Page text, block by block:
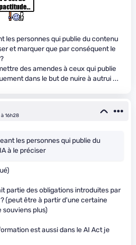
les personnes qui publie du contenu
et marquer que par conséquent le
des amendes à ceux qui publie
dans le but de nuire à autrui ...
16h28
les personnes qui publie du
à le préciser
partie des obligations introduites par
(peut être à partir d'une certaine
souviens plus)
est aussi dans le AI Act je